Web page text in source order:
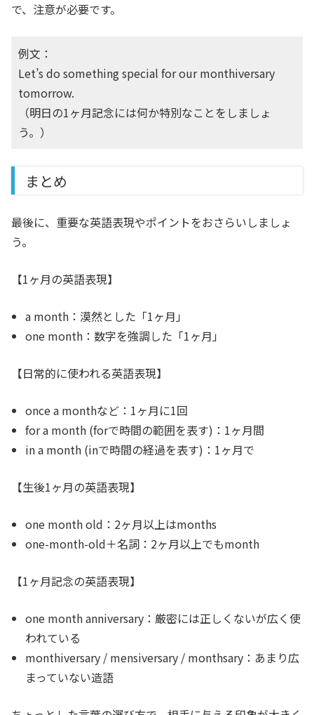
で、注意が必要です。
例文：
Let’s do something special for our monthiversary
tomorrow.
（明日の1ヶ月記念には何か特別なことをしましょ
う。）
まとめ
最後に、重要な英語表現やポイントをおさらいしましょ
う。
【1ヶ月の英語表現】
a month：漠然とした「1ヶ月」
one month：数字を強調した「1ヶ月」
【日常的に使われる英語表現】
once a monthなど：1ヶ月に1回
for a month (forで時間の範囲を表す)：1ヶ月間
in a month (inで時間の経過を表す)：1ヶ月で
【生後1ヶ月の英語表現】
one month old：2ヶ月以上はmonths
one-month-old＋名詞：2ヶ月以上でもmonth
【1ヶ月記念の英語表現】
one month anniversary：厳密には正しくないが広く使
われている
monthiversary / mensiversary / monthsary：あまり広
まっていない造語